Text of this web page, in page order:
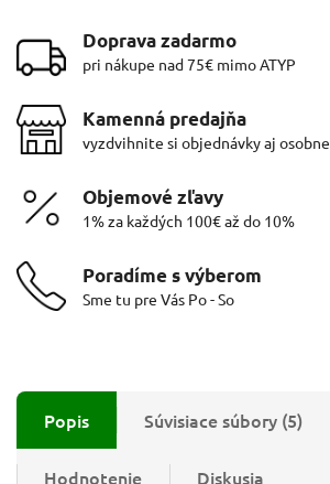
Doprava zadarmo
pri nákupe nad 75€ mimo ATYP
Kamenná predajňa
vyzdvihnite si objednávky aj osobne
Objemové zľavy
1% za každých 100€ až do 10%
Poradíme s výberom
Sme tu pre Vás Po - So
Popis Súvisiace súbory (5)
Hodnotenie Diskusia